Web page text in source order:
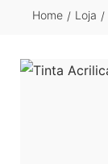
Home / Loja /